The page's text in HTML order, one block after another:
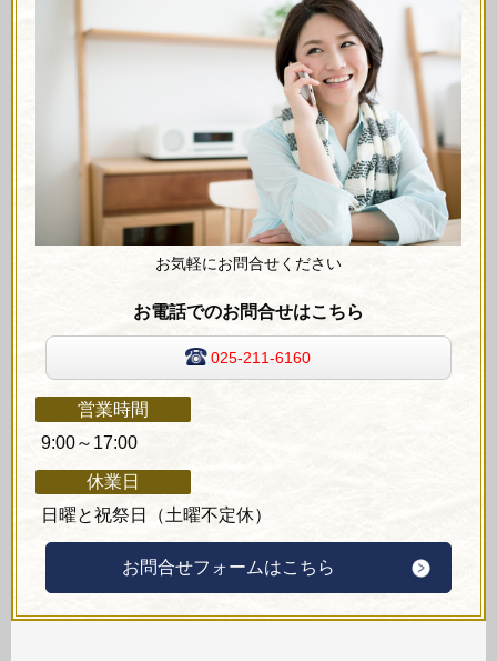
お気軽にお問合せください
お電話でのお問合せはこちら
025-211-6160
営業時間
9:00～17:00
休業日
日曜と祝祭日（土曜不定休）
お問合せフォームはこちら